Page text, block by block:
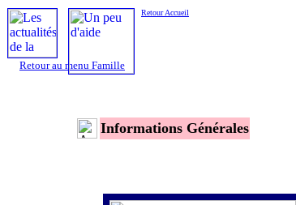
Retour au menu Famille
Informations Générales
Retour Accueil